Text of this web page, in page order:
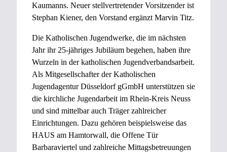
Kaumanns. Neuer stellvertretender Vorsitzender ist
Stephan Kiener, den Vorstand ergänzt Marvin Titz.
Die Katholischen Jugendwerke, die im nächsten
Jahr ihr 25-jähriges Jubiläum begehen, haben ihre
Wurzeln in der katholischen Jugendverbandsarbeit.
Als Mitgesellschafter der Katholischen
Jugendagentur Düsseldorf gGmbH unterstützen sie
die kirchliche Jugendarbeit im Rhein-Kreis Neuss
und sind mittelbar auch Träger zahlreicher
Einrichtungen. Dazu gehören beispielsweise das
HAUS am Hamtorwall, die Offene Tür
Barbaraviertel und zahlreiche Mittagsbetreuungen